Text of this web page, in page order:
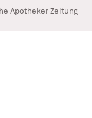
Apotheker Zeitung